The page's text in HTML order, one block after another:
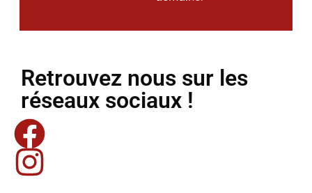
Retrouvez nous sur les
réseaux sociaux !